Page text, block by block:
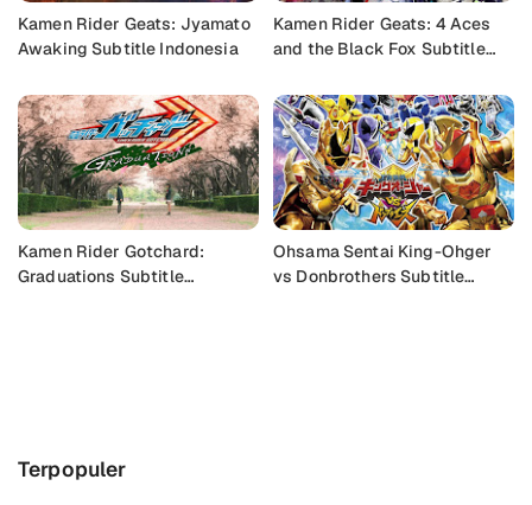
Kamen Rider Geats: Jyamato
Awaking Subtitle Indonesia
Kamen Rider Geats: 4 Aces
and the Black Fox Subtitle
Kamen Rider Gotchard:
Graduations Subtitle
Ohsama Sentai King-Ohger
vs Donbrothers Subtitle
Terpopuler